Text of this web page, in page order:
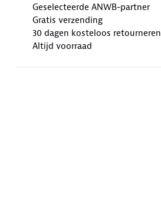
Geselecteerde ANWB-partner
Gratis verzending
30 dagen kosteloos retourneren
Altijd voorraad